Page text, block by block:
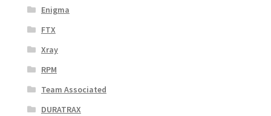
Enigma
FTX
Xray
RPM
Team Associated
DURATRAX